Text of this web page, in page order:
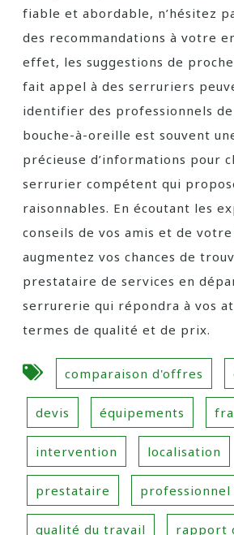
fiable et abordable, n’hésitez
des recommandations à votre
effet, les suggestions de
fait appel à des serruriers
identifier des professionnels de
bouche-à-oreille est souvent
précieuse d’informations pour
serrurier compétent qui
raisonnables. En écoutant les
conseils de vos amis et de
augmentez vos chances de
prestataire de services en
serrurerie qui répondra à vos
termes de qualité et de prix.
comparaison d'offres
devis équipements
intervention localisation
prestataire professionnel
qualité du travail rapport